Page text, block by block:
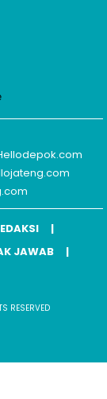
JAWAB
RESERVED